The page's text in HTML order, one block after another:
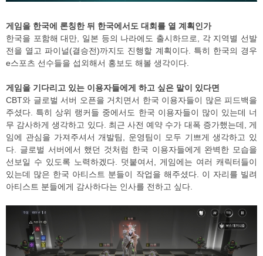
게임을 한국에 론칭한 뒤 한국에서도 대회를 열 계획인가
한국을 포함해 대만, 일본 등의 나라에도 출시하므로, 각 지역별 선발
전을 열고 파이널(결승전)까지도 진행할 계획이다. 특히 한국의 경우
e스포츠 선수들을 섭외해서 홍보도 해볼 생각이다.
게임을 기다리고 있는 이용자들에게 하고 싶은 말이 있다면
CBT와 글로벌 서버 오픈을 거치면서 한국 이용자들이 많은 피드백을
주셨다. 특히 상위 랭커들 중에서도 한국 이용자들이 많이 있는데 너
무 감사하게 생각하고 있다. 최근 사전 예약 수가 대폭 증가했는데, 게
임에 관심을 가져주셔서 개발팀, 운영팀이 모두 기쁘게 생각하고 있
다. 글로벌 서버에서 했던 것처럼 한국 이용자들에게 완벽한 모습을
선보일 수 있도록 노력하겠다. 덧붙여서, 게임에는 여러 캐릭터들이
있는데 많은 한국 아티스트 분들이 작업을 해주셨다. 이 자리를 빌려
아티스트 분들에게 감사하다는 인사를 전하고 싶다.